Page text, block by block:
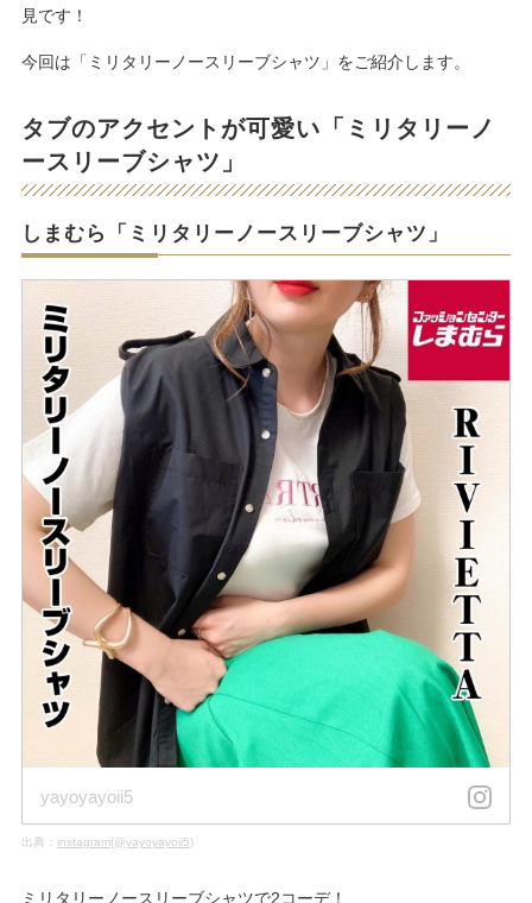
見です！
今回は「ミリタリーノースリーブシャツ」をご紹介します。
タブのアクセントが可愛い「ミリタリーノ
ースリーブシャツ」
しまむら「ミリタリーノースリーブシャツ」
yayoyayoii5
出典： instagram(@yayoyayoii5)
ミリタリーノースリーブシャツで2コーデ！